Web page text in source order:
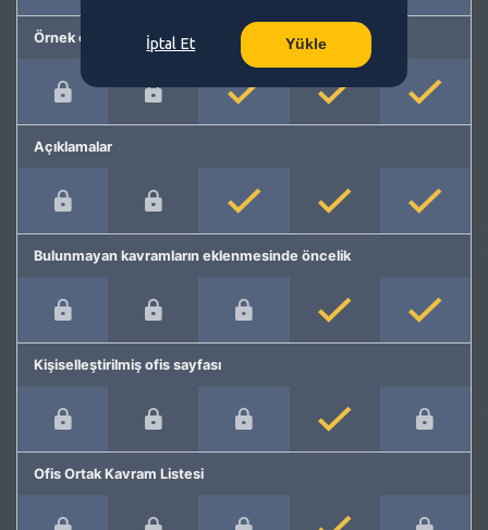
Örnek cümleler
Açıklamalar
Bulunmayan kavramların eklenmesinde öncelik
Kişiselleştirilmiş ofis sayfası
Ofis Ortak Kavram Listesi
İptal Et Yükle